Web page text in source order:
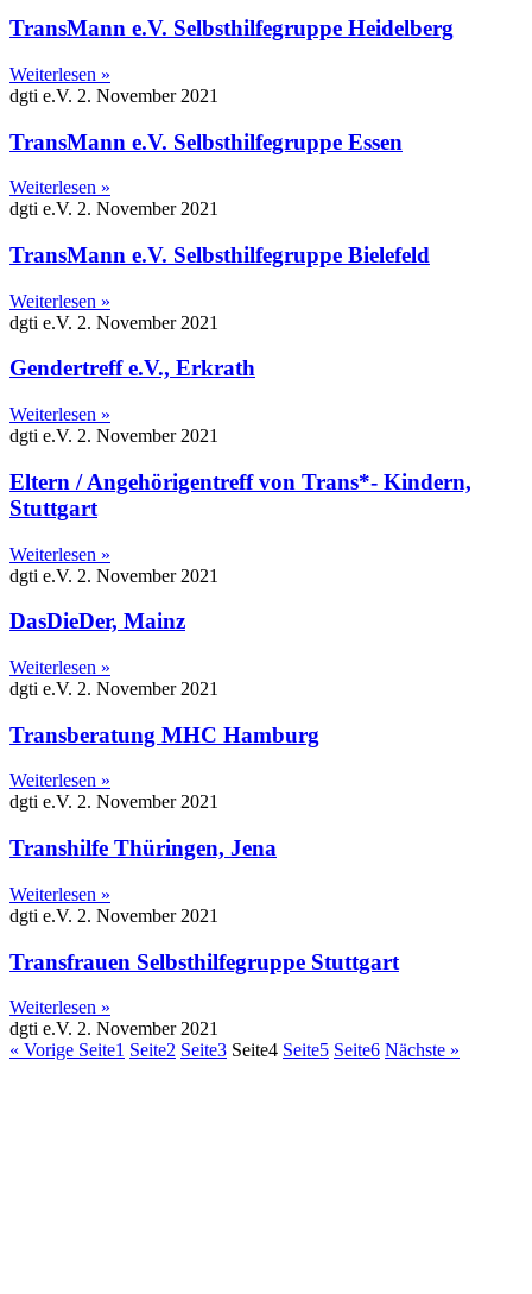
TransMann e.V. Selbsthilfegruppe Heidelberg
Weiterlesen »
dgti e.V. 2. November 2021
TransMann e.V. Selbsthilfegruppe Essen
Weiterlesen »
dgti e.V. 2. November 2021
TransMann e.V. Selbsthilfegruppe Bielefeld
Weiterlesen »
dgti e.V. 2. November 2021
Gendertreff e.V., Erkrath
Weiterlesen »
dgti e.V. 2. November 2021
Eltern / Angehörigentreff von Trans*- Kindern,
Stuttgart
Weiterlesen »
dgti e.V. 2. November 2021
DasDieDer, Mainz
Weiterlesen »
dgti e.V. 2. November 2021
Transberatung MHC Hamburg
Weiterlesen »
dgti e.V. 2. November 2021
Transhilfe Thüringen, Jena
Weiterlesen »
dgti e.V. 2. November 2021
Transfrauen Selbsthilfegruppe Stuttgart
Weiterlesen »
dgti e.V. 2. November 2021
« Vorige Seite1 Seite2 Seite3 Seite4 Seite5 Seite6 Nächste »